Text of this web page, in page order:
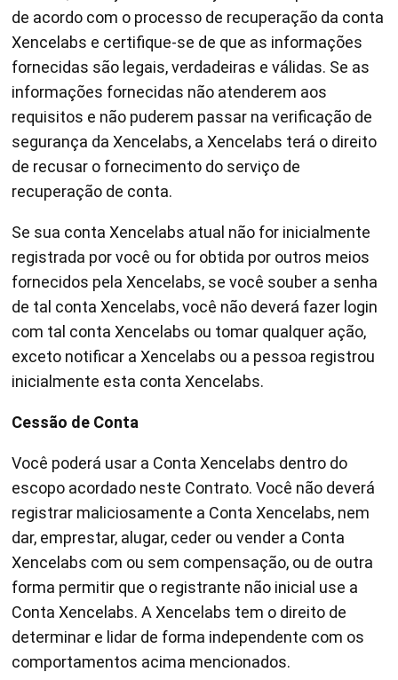
de acordo com o processo de recuperação da conta
Xencelabs e certifique-se de que as informações
fornecidas são legais, verdadeiras e válidas. Se as
informações fornecidas não atenderem aos
requisitos e não puderem passar na verificação de
segurança da Xencelabs, a Xencelabs terá o direito
de recusar o fornecimento do serviço de
recuperação de conta.
Se sua conta Xencelabs atual não for inicialmente
registrada por você ou for obtida por outros meios
fornecidos pela Xencelabs, se você souber a senha
de tal conta Xencelabs, você não deverá fazer login
com tal conta Xencelabs ou tomar qualquer ação,
exceto notificar a Xencelabs ou a pessoa registrou
inicialmente esta conta Xencelabs.
Cessão de Conta
Você poderá usar a Conta Xencelabs dentro do
escopo acordado neste Contrato. Você não deverá
registrar maliciosamente a Conta Xencelabs, nem
dar, emprestar, alugar, ceder ou vender a Conta
Xencelabs com ou sem compensação, ou de outra
forma permitir que o registrante não inicial use a
Conta Xencelabs. A Xencelabs tem o direito de
determinar e lidar de forma independente com os
comportamentos acima mencionados.